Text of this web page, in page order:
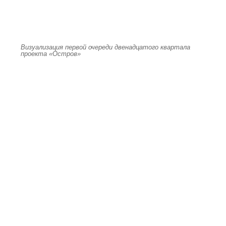
Визуализация первой очереди двенадцатого квартала
проекта «Остров»